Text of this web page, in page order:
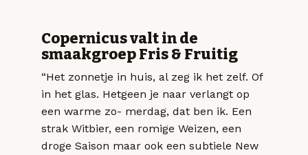
Copernicus valt in de
smaakgroep Fris & Fruitig
“Het zonnetje in huis, al zeg ik het zelf. Of
in het glas. Hetgeen je naar verlangt op
een warme zo- merdag, dat ben ik. Een
strak Witbier, een romige Weizen, een
droge Saison maar ook een subtiele New